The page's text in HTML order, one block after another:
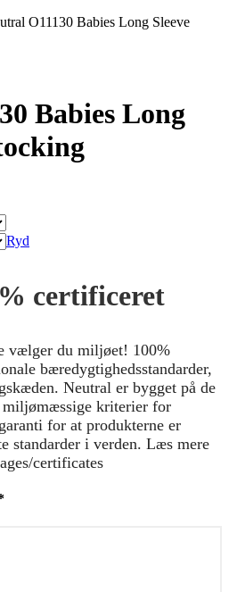
O11130 Babies Long Sleeve
Babies Long
Ryd
certificeret
vælger du miljøet! 100%
bæredygtighedsstandarder,
Neutral er bygget på de
miljømæssige kriterier for
for at produkterne er
standarder i verden. Læs mere
certificates